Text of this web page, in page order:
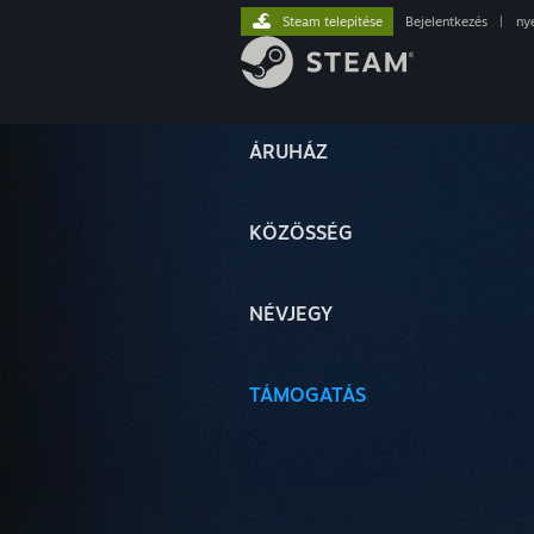
ÁRUHÁZ
KÖZÖSSÉG
NÉVJEGY
TÁMOGATÁS
Steam telepítése Bejelentkezés